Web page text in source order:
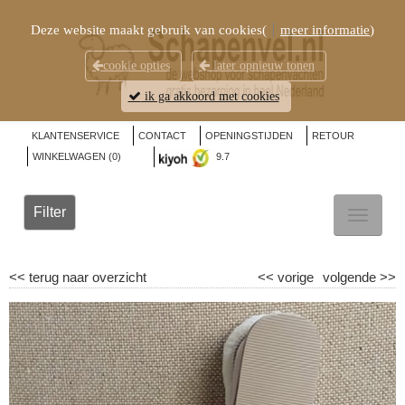
KLANTENSERVICE CONTACT OPENINGSTIJDEN
RETOUR
WINKELWAGEN (0) 9.7
Filter
<< terug naar overzicht volgende >>
<< vorige
Deze website maakt gebruik van cookies( meer informatie)
cookie opties later opnieuw tonen
ik ga akkoord met cookies